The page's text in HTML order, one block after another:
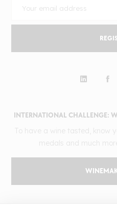
INTERNATIONAL CHALLENGE: